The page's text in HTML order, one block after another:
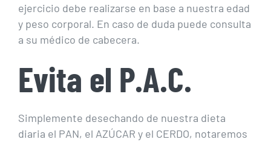
ejercicio debe realizarse en base a nuestra edad
y peso corporal. En caso de duda puede consulta
a su médico de cabecera.
Evita el P.A.C.
Simplemente desechando de nuestra dieta
diaria el PAN, el AZÚCAR y el CERDO, notaremos